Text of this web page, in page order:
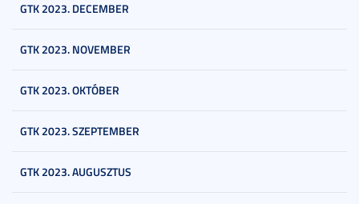
GTK 2023. DECEMBER
GTK 2023. NOVEMBER
GTK 2023. OKTÓBER
GTK 2023. SZEPTEMBER
GTK 2023. AUGUSZTUS